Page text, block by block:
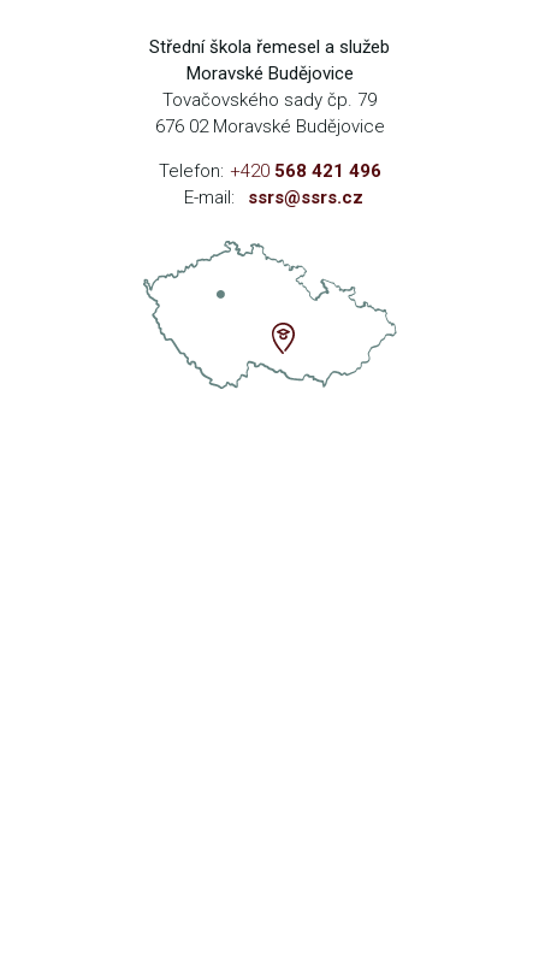
Střední škola řemesel a služeb
Moravské Budějovice
Tovačovského sady čp. 79
676 02 Moravské Budějovice
Telefon: +420 568 421 496
E-mail:
ssrs@ssrs.cz